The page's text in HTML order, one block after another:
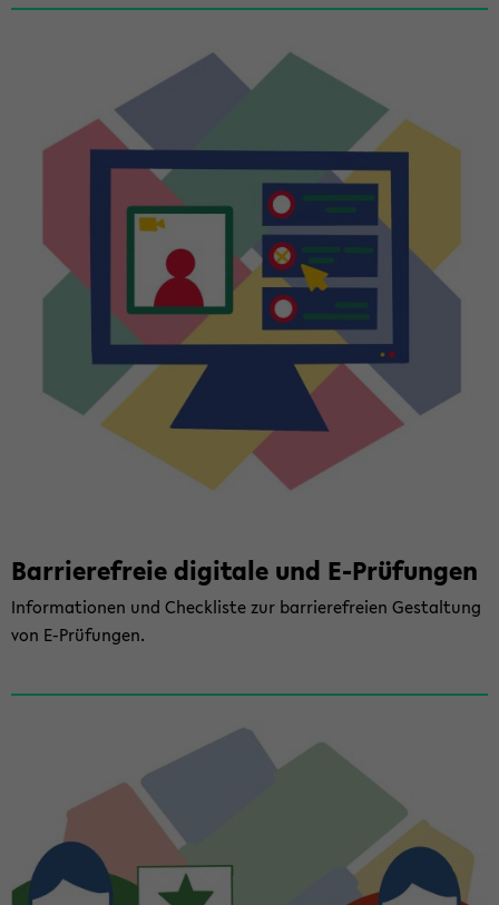
Bar­rie­re­freie di­gi­ta­le und E-​Prüfungen
In­for­ma­tio­nen und Check­lis­te zur bar­rie­re­frei­en Ge­stal­tung
von E-​Prüfungen.